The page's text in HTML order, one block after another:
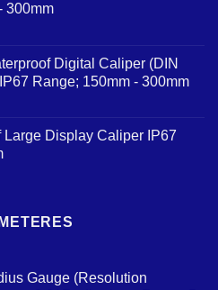
300mm
Digital Caliper (DIN
Range; 150mm - 300mm
Large Display Caliper IP67
Gauge (Resolution